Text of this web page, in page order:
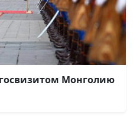
Монголию